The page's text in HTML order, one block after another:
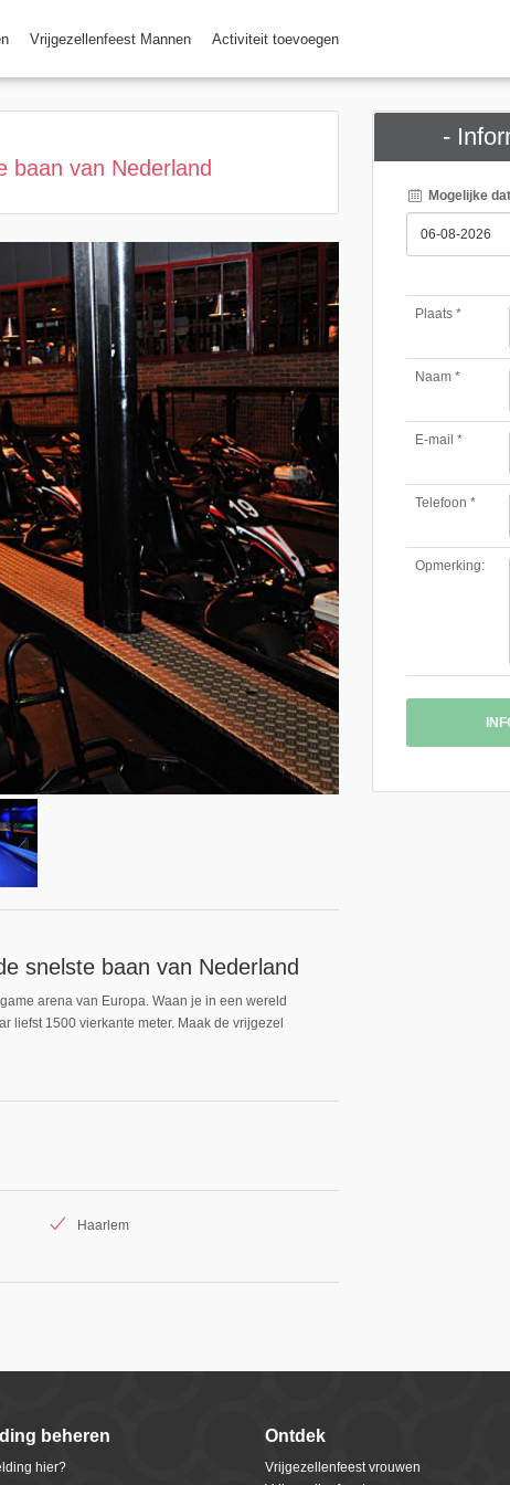
Vrijgezellenfeest Mannen Activiteit toevoegen
baan van Nederland
snelste baan van Nederland
arena van Europa. Waan je in een wereld
liefst 1500 vierkante meter. Maak de vrijgezel
Haarlem
-
Mogelijke
Plaats *
Naam *
E-mail *
Telefoon *
Opmerking:
beheren
hier?
Ontdek
Vrijgezellenfeest vrouwen